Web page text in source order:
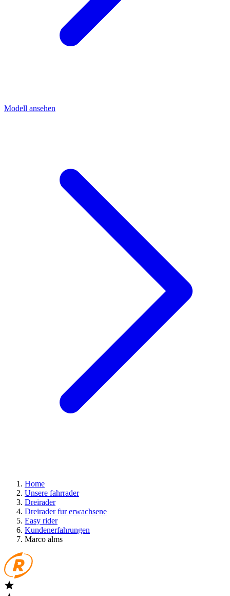
Modell ansehen
Home
Unsere fahrrader
Dreirader
Dreirader fur erwachsene
Easy rider
Kundenerfahrungen
Marco alms